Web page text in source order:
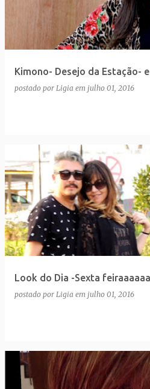
Kimono- Desejo da Estação-
postado por Ligia em julho 01, 2016
Look do Dia -Sexta
postado por Ligia em julho 01, 2016